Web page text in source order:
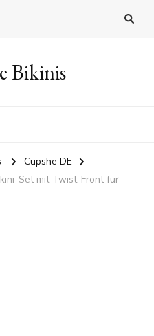
Bikinis
Cupshe DE
Set mit Twist-Front für